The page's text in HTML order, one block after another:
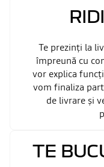
Te prezinți la
împreună cu
vor explica
vom finaliza
de livrare și
TE